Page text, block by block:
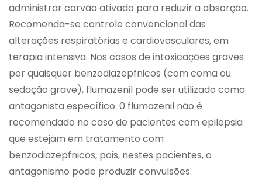
administrar carvão ativado para reduzir a absorção.
Recomenda-se controle convencional das
alterações respiratórias e cardiovasculares, em
terapia intensiva. Nos casos de intoxicações graves
por quaisquer benzodiazepfnicos (com coma ou
sedação grave), flumazenil pode ser utilizado como
antagonista específico. 0 flumazenil não é
recomendado no caso de pacientes com epilepsia
que estejam em tratamento com
benzodiazepfnicos, pois, nestes pacientes, o
antagonismo pode produzir convulsões.